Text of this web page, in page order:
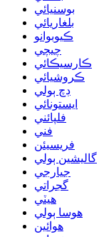
بوسنيائي
بلغاريائي
ڪيوبوانو
چيچي
ڪارسيڪائي
ڪروشيائي
ڊچ ٻولي
ايستونائي
فلپائني
فني
فريسيئن
گاليشين ٻولي
جيارجي
گجراتي
هيٽي
هوسا ٻولي
هوائين